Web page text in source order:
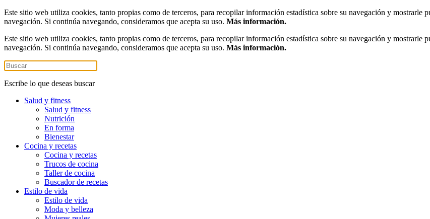
Este sitio web utiliza cookies, tanto propias como de terceros, para recopilar información estadística sobre su navegación y mostrarle
navegación. Si continúa navegando, consideramos que acepta su uso. Más información.
Este sitio web utiliza cookies, tanto propias como de terceros, para recopilar información estadística sobre su navegación y mostrarle
navegación. Si continúa navegando, consideramos que acepta su uso. Más información.
Escribe lo que deseas buscar
Salud y fitness
Salud y fitness
Nutrición
En forma
Bienestar
Cocina y recetas
Cocina y recetas
Trucos de cocina
Taller de cocina
Buscador de recetas
Estilo de vida
Estilo de vida
Moda y belleza